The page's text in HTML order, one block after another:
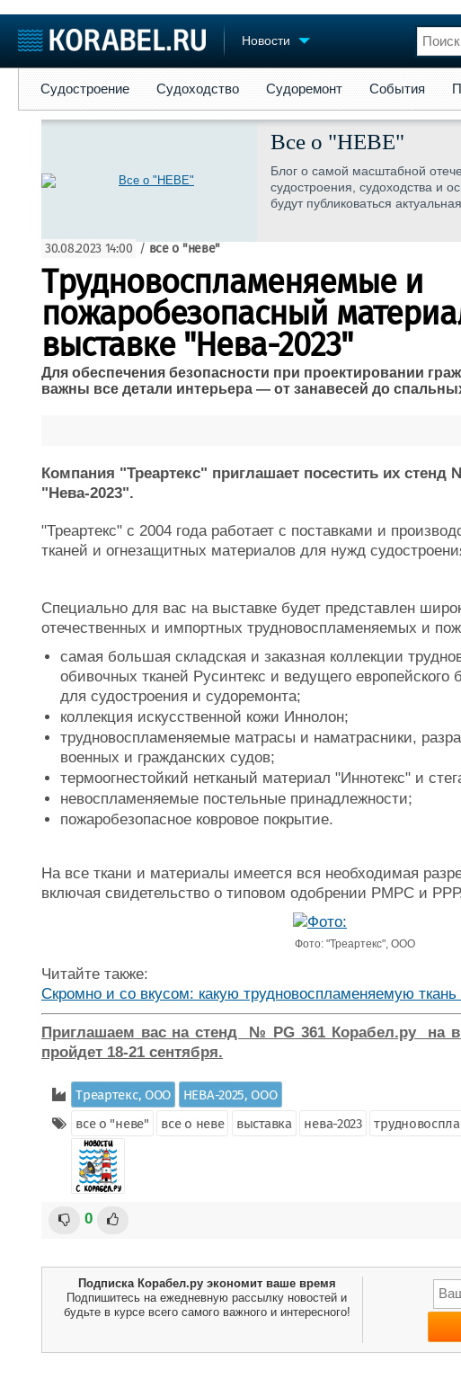
Новости
Судостроение
Компании
Крюинг
Реклама
Торговая площадка
Доска объявлений
Оборудование
Услуги
Конференции
Выставки и
Словарь
Судостроение Судоходство Судоремонт События
Все о "НЕВЕ"
Блог о самой масштабной
судостроения, судоходства и
будут публиковаться
30.08.2023 14:00 / все о "неве"
Трудновоспламеняемые и
пожаробезопасный
выставке "Нева-2023"
Для обеспечения безопасности при проектировании
важны все детали интерьера — от занавесей до
Компания "Треартекс" приглашает посестить их стенд
"Нева-2023".
"Треартекс" с 2004 года работает с поставками и
тканей и огнезащитных материалов для нужд
Специально для вас на выставке будет представлен
отечественных и импортных трудновоспламеняемых и
самая большая складская и заказная коллекции
обивочных тканей Русинтекс и ведущего европейского
для судостроения и судоремонта;
коллекция искусственной кожи Иннолон;
трудновоспламеняемые матрасы и наматрасники,
военных и гражданских судов;
термоогнестойкий нетканый материал "Иннотекс" и
невоспламеняемые постельные принадлежности;
пожаробезопасное ковровое покрытие.
На все ткани и материалы имеется вся необходимая
включая свидетельство о типовом одобрении РМРС и
Фото: "Треартекс", ООО
Читайте также:
Скромно и со вкусом: какую трудновоспламеняемую
Приглашаем вас на стенд № PG 361 Корабел.ру на
пройдет 18-21 сентября.
Треартекс, ООО
НЕВА-2025, ООО
все о "неве"
все о неве выставка нева-2023
0
Подписка Корабел.ру экономит ваше время
Подпишитесь на ежедневную рассылку новостей и
будьте в курсе всего самого важного и интересного!